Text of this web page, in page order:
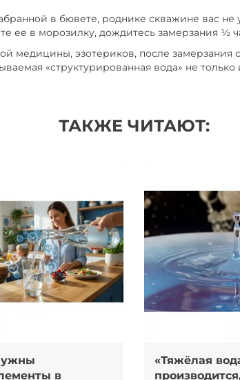
в бювете, роднике скважине вас не
ее в морозилку, дождитесь замерзания ½
медицины, эзотериков, после замерзания
«структурированная вода» не
ТАКЖЕ ЧИТАЮТ:
в
«Тяжёлая